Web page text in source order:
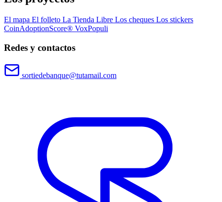
El mapa El folleto La Tienda Libre Los cheques Los stickers
CoinAdoptionScore® VoxPopuli
Redes y contactos
sortiedebanque@tutamail.com